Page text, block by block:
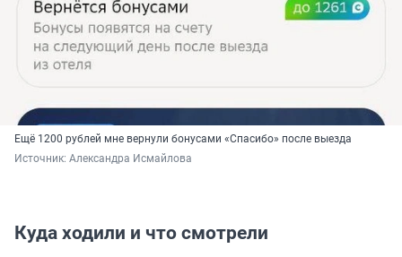
Ещё 1200 рублей мне вернули бонусами «Спасибо» после выезда
Источник: Александра Исмайлова
Куда ходили и что смотрели